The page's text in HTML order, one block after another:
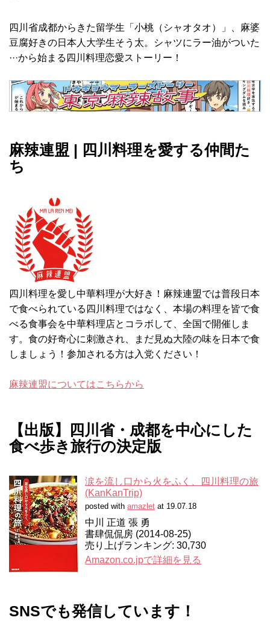
四川省成都からきた留学生「小桃（シャオタオ）」、麻婆
豆腐好きの日本人大学生そう太。シャツにラー油がついた
···から始まる四川料理恋愛ストーリー！
麻辣連盟 | 四川料理を愛する仲間た
ち
四川料理を愛し中華料理が大好き！麻辣連盟では普段日本
で食べられている四川料理ではなく、本場の料理を皆で食
べる食事会を中華料理店とコラボして、全国で開催しま
す。食の好奇心に刺激され、まだ見ぬ大陸の味を日本で食
しましょう！参加される方は入党ください！
麻辣連盟についてはこちらから
【出版】四川省・成都を中心にした
食べ歩き旅行の決定版
涙を流し口から火をふく、四川料理の旅
(KanKanTrip)
posted with amazlet at 19.07.18
中川 正道 張 勇
書肆侃侃房 (2014-08-25)
売り上げランキング: 30,730
Amazon.co.jpで詳細を見る
SNSでも発信しています！